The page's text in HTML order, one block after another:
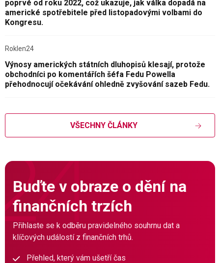
poprvé od roku 2022, což ukazuje, jak válka dopadá na
americké spotřebitele před listopadovými volbami do
Kongresu.
Roklen24
Výnosy amerických státních dluhopisů klesají, protože
obchodníci po komentářích šéfa Fedu Powella
přehodnocují očekávání ohledně zvyšování sazeb Fedu.
VŠECHNY ČLÁNKY
Buďte v obraze o dění na
finančních trzích
Přihlaste se k odběru pravidelného souhrnu dat a
klíčových událostí z finančních trhů.
Přehled, který vám ušetří čas